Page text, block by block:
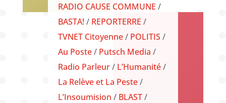
RADIO CAUSE COMMUNE /
BASTA! / REPORTERRE /
TVNET Citoyenne/ POLITIS /
Au Poste/ Putsch Media /
Radio Parleur/ L’Humanité/
La Relève et La Peste/
L’Insoumision / BLAST/